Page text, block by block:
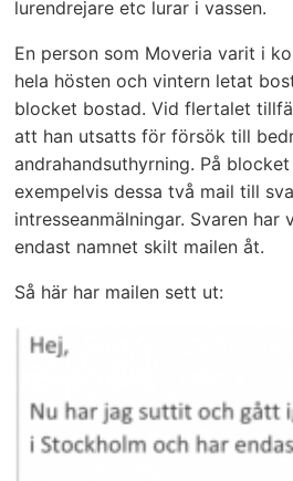
lurendrejare etc lurar i vassen.
En person som Moveria varit i
hela hösten och vintern letat
blocket bostad. Vid flertalet
att han utsatts för försök till
andrahandsuthyrning. På
exempelvis dessa två mail till
intresseanmälningar. Svaren
endast namnet skilt mailen åt.
Så här har mailen sett ut: